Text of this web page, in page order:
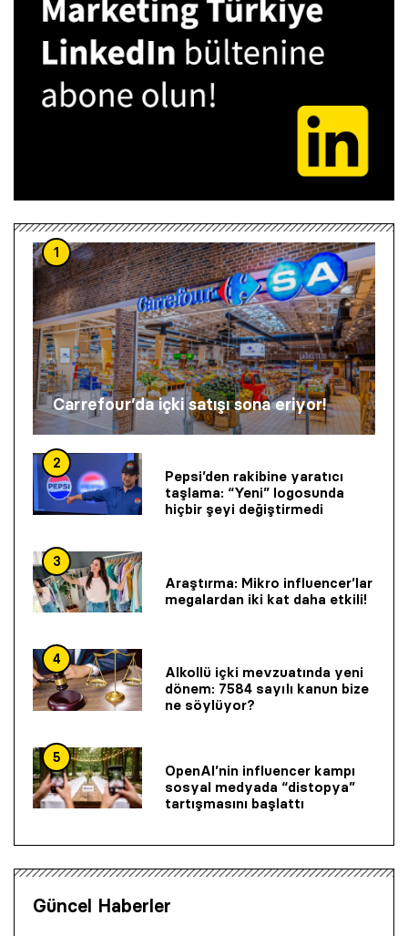
1
Carrefour’da içki satışı sona eriyor!
2
Pepsi’den rakibine yaratıcı
taşlama: “Yeni” logosunda
hiçbir şeyi değiştirmedi
3
Araştırma: Mikro influencer’lar
megalardan iki kat daha etkili!
4
Alkollü içki mevzuatında yeni
dönem: 7584 sayılı kanun bize
ne söylüyor?
5
OpenAI’nin influencer kampı
sosyal medyada “distopya”
tartışmasını başlattı
Güncel Haberler